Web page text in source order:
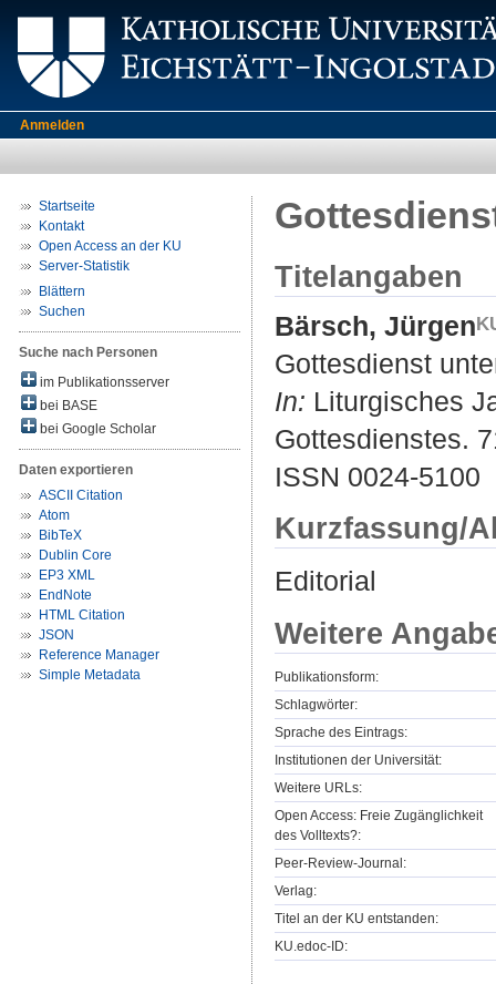
Anmelden
Startseite
Kontakt
Open Access an der KU
Server-Statistik
Blättern
Suchen
Suche nach Personen
im Publikationsserver
bei BASE
bei Google Scholar
Daten exportieren
ASCII Citation
Atom
BibTeX
Dublin Core
EP3 XML
EndNote
HTML Citation
JSON
Reference Manager
Simple Metadata
Titelangaben
Bärsch, Jürgen
Gottesdienst
In: Liturgisches
Gottesdienstes.
ISSN 0024-5100
Kurzfassung/
Editorial
Weitere
Publikationsform:
Schlagwörter:
Sprache des Eintrags:
Institutionen der Universität:
Weitere URLs:
Open Access: Freie Zugänglichkeit
des Volltexts?:
Peer-Review-Journal:
Verlag:
Titel an der KU entstanden:
KU.edoc-ID: